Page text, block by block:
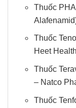
Thuốc
Thuốc
Heet
Thuốc
– Natco
Thuốc